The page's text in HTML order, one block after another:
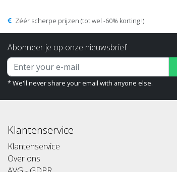
Zéér scherpe prijzen (tot wel -60% korting !)
Abonneer je op onze nieuwsbrief
* We'll never share your email with anyone else.
Klantenservice
Klantenservice
Over ons